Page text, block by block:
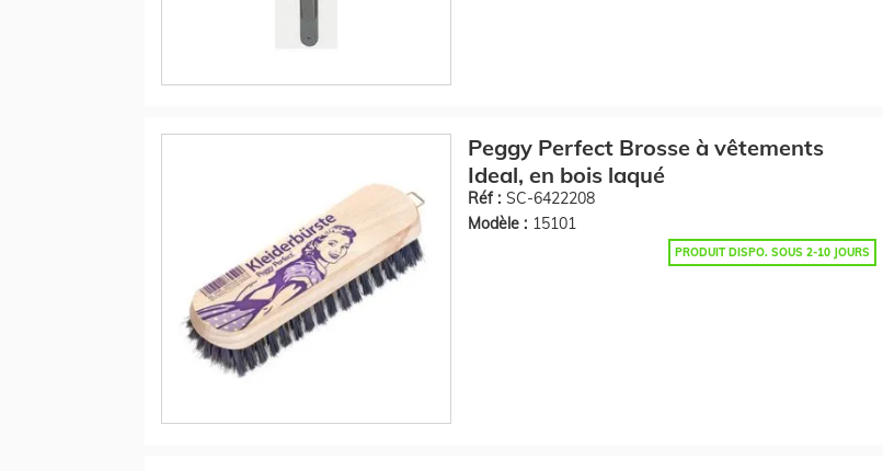
Peggy Perfect Brosse à vêtements
Ideal, en bois laqué
Réf : SC-6422208
Modèle : 15101
PRODUIT DISPO. SOUS 2-10 JOURS